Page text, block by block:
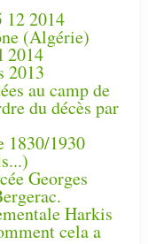
2014
(Algérie)
2014
2013
au camp de
du décès par
1830/1930
Georges
Harkis
cela a